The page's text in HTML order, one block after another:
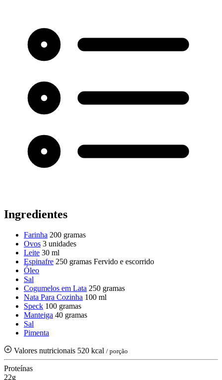
Ingredientes
Farinha 200 gramas
Ovos 3 unidades
Leite 30 ml
Espinafre 250 gramas Fervido e escorrido
Óleo
Sal
Cogumelos em Lata 250 gramas
Nata Para Cozinha 100 ml
Speck 100 gramas
Manteiga 40 gramas
Sal
Pimenta
Valores nutricionais 520 kcal / porção
Proteínas
22g